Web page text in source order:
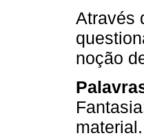
Através
noção
material.